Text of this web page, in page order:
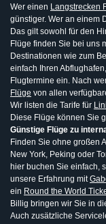
Wer einen Langstrecken
günstiger. Wer an einem
Das gilt sowohl für den
Flüge finden Sie bei uns
Destinationen wie zum
einfach Ihren
Flugtermine ein. Nach
Flüge von allen
Wir listen die Tarife für
Diese Flüge können Sie
Günstige Flüge zu
Finden Sie ohne großen
New York, Peking oder
hier buchen Sie einfach,
unsere Erfahrung mit
ein Round the World
Billig bringen wir Sie in
Auch zusätzliche